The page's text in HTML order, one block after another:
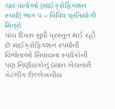
વીસ વાર્તાઓ વિજેતા મિત્રોની
બધી વાર્તાઓની સાથે સાથે અન્ય
સ્પર્ધક મિત્રોની નિર્ણાયકોએ
વધાવેલી અને નોંધ લીધેલી
વાર્તાઓ છે. આ વીસ
માઈક્રોફિક્શન પછી આપણે
વિજેતા મિત્રોની વાર્તાઓ માણીશું.
પ્રથમ ચાર…
ચાર વાર્તાઓ (માઈક્રોફિક્શન
સ્પર્ધા) ભાગ ૫ – વિવિધ પ્રતિયોગી
મિત્રો
પાંચ દિવસ સુધી પ્રસ્તુત થઈ રહી
છે માઈક્રોફિક્શન સ્પર્ધાની
વિજેતાઓ સિવાયના સ્પર્ધકોની
પણ નિર્ણાયકોનું ધ્યાન ખેંચનારી
કેટલીક ઉલ્લેખનીય